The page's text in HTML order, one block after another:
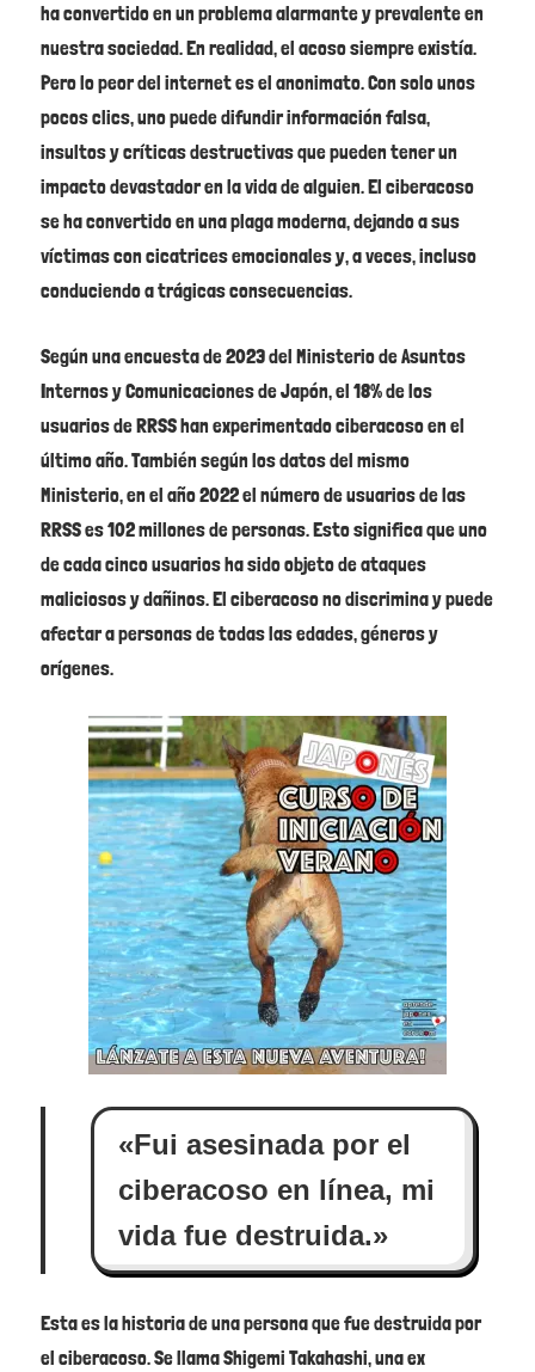
ha convertido en un problema alarmante y prevalente en
nuestra sociedad. En realidad, el acoso siempre existía.
Pero lo peor del internet es el anonimato. Con solo unos
pocos clics, uno puede difundir información falsa,
insultos y críticas destructivas que pueden tener un
impacto devastador en la vida de alguien. El ciberacoso
se ha convertido en una plaga moderna, dejando a sus
víctimas con cicatrices emocionales y, a veces, incluso
conduciendo a trágicas consecuencias.
Según una encuesta de 2023 del Ministerio de Asuntos
Internos y Comunicaciones de Japón, el 18% de los
usuarios de RRSS han experimentado ciberacoso en el
último año. También según los datos del mismo
Ministerio, en el año 2022 el número de usuarios de las
RRSS es 102 millones de personas. Esto significa que uno
de cada cinco usuarios ha sido objeto de ataques
maliciosos y dañinos. El ciberacoso no discrimina y puede
afectar a personas de todas las edades, géneros y
orígenes.
«Fui asesinada por el
ciberacoso en línea, mi
vida fue destruida.»
Esta es la historia de una persona que fue destruida por
el ciberacoso. Se llama Shigemi Takahashi, una ex